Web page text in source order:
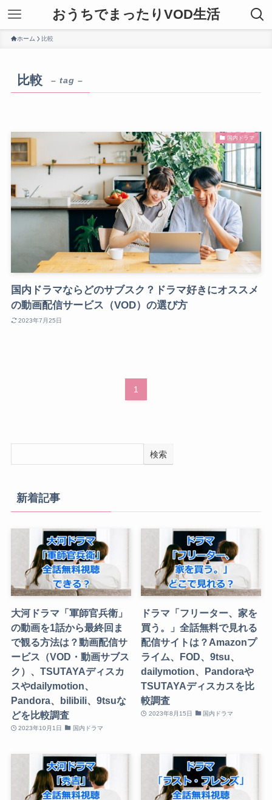
おうちでまったりVOD生活
ホーム 比較
比較 – tag –
国内ドラマ
国内ドラマならどのサブスク？ドラマ好きにオススメ
の動画配信サービス（VOD）の選び方
2023年7月25日
1
検索
新着記事
大河ドラマ「軍師官兵衛」
の動画を1話から最終回ま
で観る方法は？動画配信サ
ービス（VOD・動画サブス
ク）、TSUTAYAディスカ
スやdailymotion、
Pandora、bilibili、9tsuな
どを比較調査
2023年10月1日 国内ドラマ
ドラマ「フリーター、家を
買う。」全話無料で見れる
配信サイトは？Amazonプ
ライム、FOD、9tsu、
dailymotion、Pandoraや
TSUTAYAディスカスを比
較調査
2023年8月15日 国内ドラマ